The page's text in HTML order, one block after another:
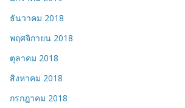
ธันวาคม 2018
พฤศจิกายน 2018
ตุลาคม 2018
สิงหาคม 2018
กรกฎาคม 2018